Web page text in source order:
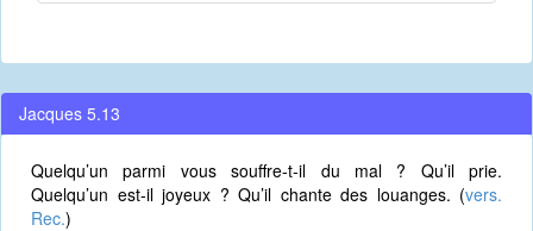
Jacques 5.13
Quelqu’un parmi vous souffre-t-il du mal ? Qu’il prie.
Quelqu’un est-il joyeux ? Qu’il chante des louanges. (vers.
Rec.)